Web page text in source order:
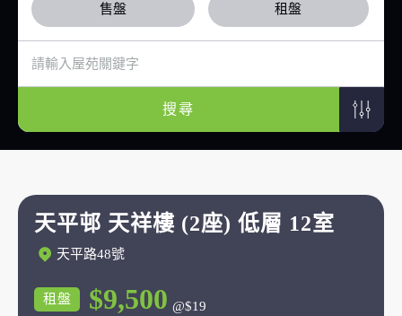
售盤 租盤
搜尋
天平邨 天祥樓 (2座) 低層 12室
天平路48號
租盤 $9,500 @$19